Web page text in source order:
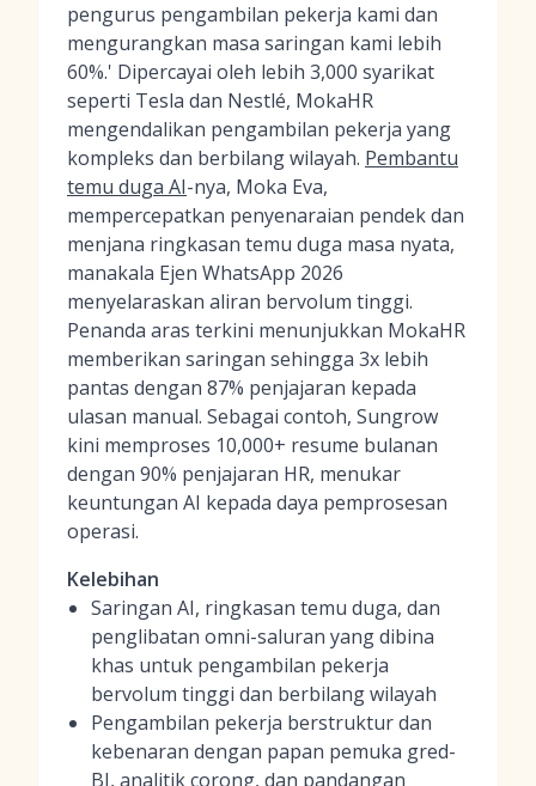
pengurus pengambilan pekerja kami dan
mengurangkan masa saringan kami lebih
60%.' Dipercayai oleh lebih 3,000 syarikat
seperti Tesla dan Nestlé, MokaHR
mengendalikan pengambilan pekerja yang
kompleks dan berbilang wilayah. Pembantu
temu duga AI-nya, Moka Eva,
mempercepatkan penyenaraian pendek dan
menjana ringkasan temu duga masa nyata,
manakala Ejen WhatsApp 2026
menyelaraskan aliran bervolum tinggi.
Penanda aras terkini menunjukkan MokaHR
memberikan saringan sehingga 3x lebih
pantas dengan 87% penjajaran kepada
ulasan manual. Sebagai contoh, Sungrow
kini memproses 10,000+ resume bulanan
dengan 90% penjajaran HR, menukar
keuntungan AI kepada daya pemprosesan
operasi.
Kelebihan
Saringan AI, ringkasan temu duga, dan
penglibatan omni-saluran yang dibina
khas untuk pengambilan pekerja
bervolum tinggi dan berbilang wilayah
Pengambilan pekerja berstruktur dan
kebenaran dengan papan pemuka gred-
BI, analitik corong, dan pandangan